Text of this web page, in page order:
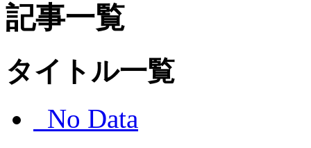
記事一覧
タイトル一覧
No Data